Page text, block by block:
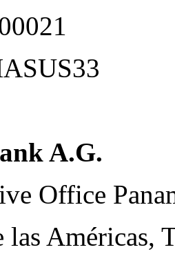
A.G.
Office
las Américas,